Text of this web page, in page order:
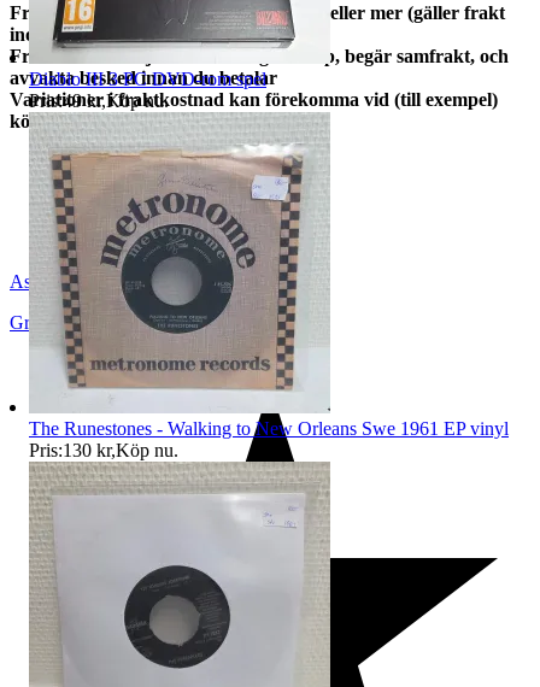
Fri frakt gäller alltid vid köp för 999kr eller mer (gäller frakt
inom Sverige).
Fraktkostnaden justeras av mig vid köp, begär samfrakt, och
avvakta besked innan du betalar
Variationer i fraktkostnad kan förekomma vid (till exempel)
köp av specialutgåvor och boxar.
Askers_grums
Grums
,Sverige
Diablo III 3 PC DVD-rom spel
Pris:49 kr,Köp nu.
The Runestones - Walking to New Orleans Swe 1961 EP vinyl
Pris:130 kr,Köp nu.